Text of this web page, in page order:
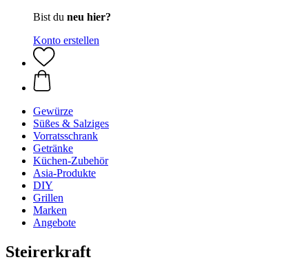
Bist du neu hier?
Konto erstellen
Gewürze
Süßes & Salziges
Vorratsschrank
Getränke
Küchen-Zubehör
Asia-Produkte
DIY
Grillen
Marken
Angebote
Steirerkraft